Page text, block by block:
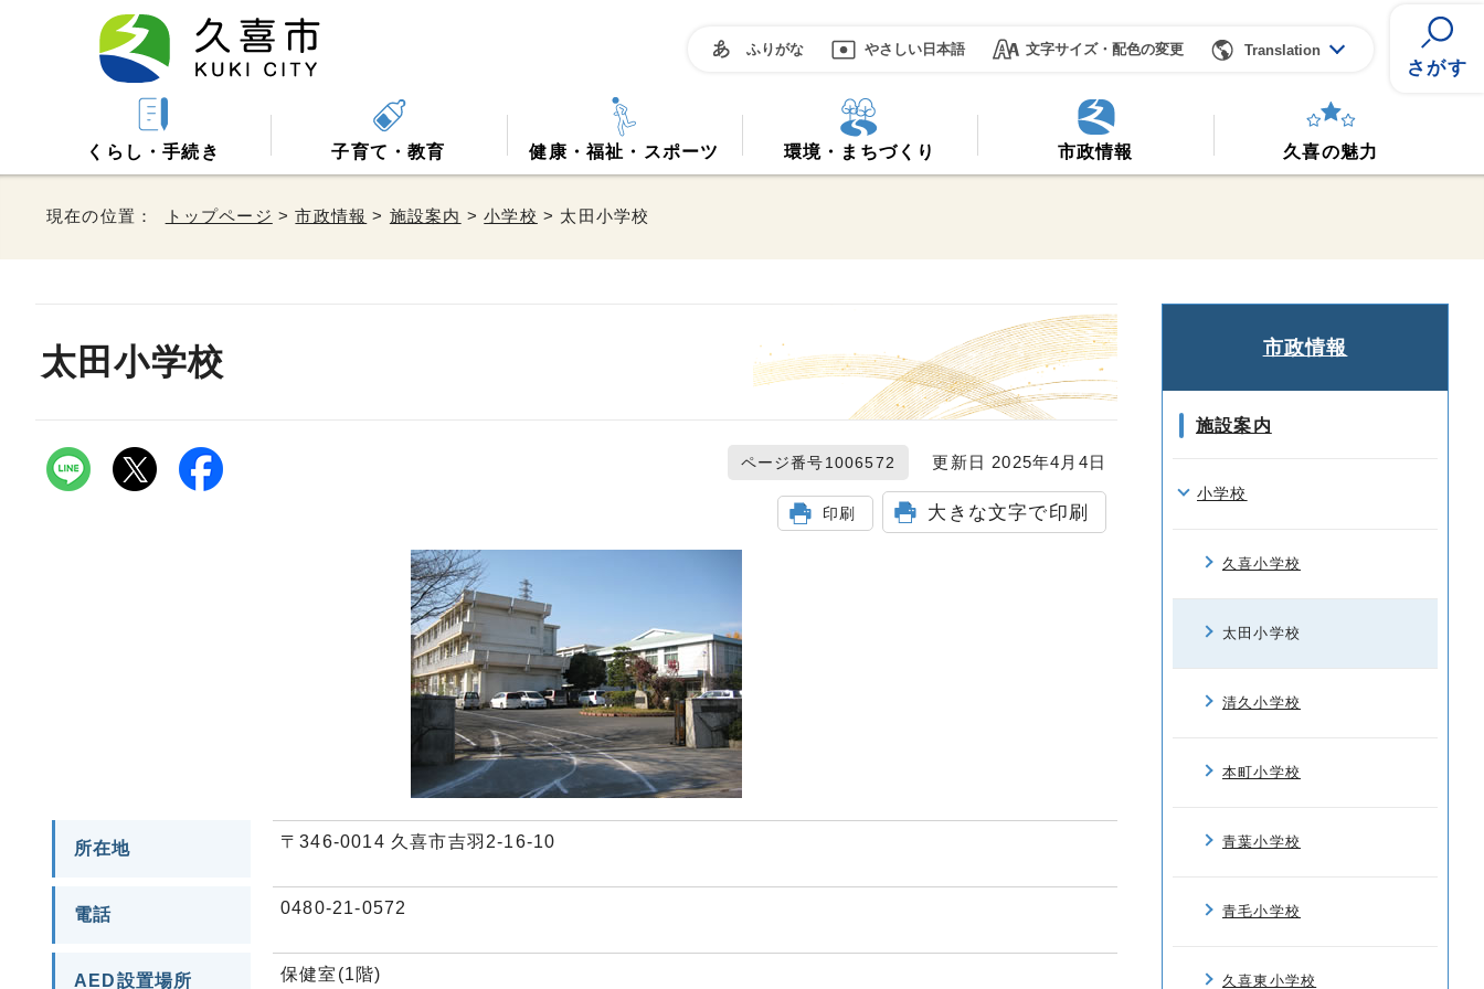
ふりがな やさしい日本語 文字サイズ・配色の変更 Translation
さがす
くらし・手続き 子育て・教育 健康・福祉・スポーツ 環境・まちづくり 市政情報 久喜の魅力
現在の位置： トップページ >市政情報 > 施設案内 >小学校 > 太田小学校
太田小学校
ページ番号1006572 更新日 2025年4月4日
印刷 大きな文字で印刷
所在地 〒346-0014 久喜市吉羽2-16-10
電話 0480-21-0572
AED設置場所 保健室(1階)
市政情報
施設案内
小学校
久喜小学校
太田小学校
清久小学校
本町小学校
青葉小学校
青毛小学校
久喜東小学校